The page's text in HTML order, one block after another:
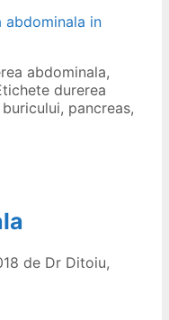
abdominala in
abdominala,
durerea
, pancreas,
de Dr Ditoiu,